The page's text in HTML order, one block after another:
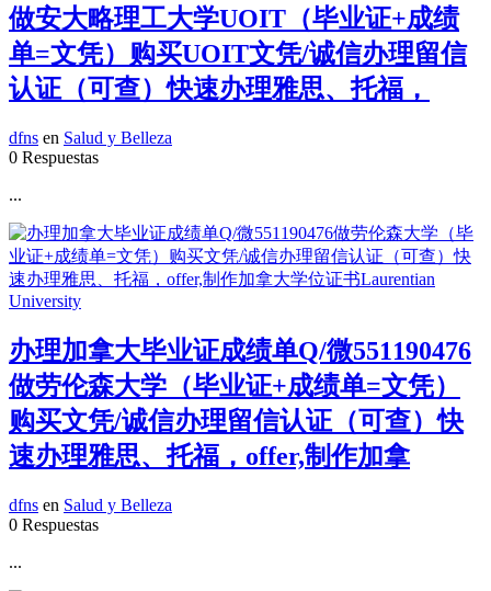
做安大略理工大学UOIT（毕业证+成绩
单=文凭）购买UOIT文凭/诚信办理留信
认证（可查）快速办理雅思、托福，
dfns en Salud y Belleza
0 Respuestas
...
办理加拿大毕业证成绩单Q/微551190476
做劳伦森大学（毕业证+成绩单=文凭）
购买文凭/诚信办理留信认证（可查）快
速办理雅思、托福，offer,制作加拿
dfns en Salud y Belleza
0 Respuestas
...